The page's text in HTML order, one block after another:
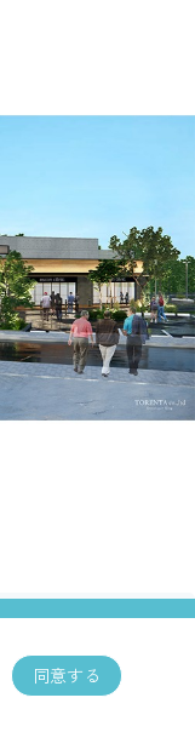
同意する